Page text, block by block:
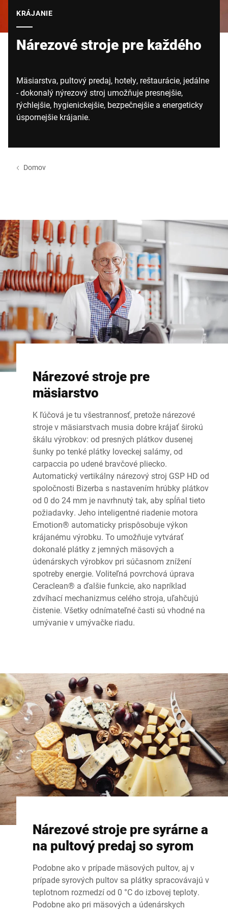
KRÁJANIE
Nárezové stroje pre každého
Mäsiarstva, pultový predaj, hotely, reštaurácie, jedálne
- dokonalý nýrezový stroj umožňuje presnejšie,
rýchlejšie, hygienickejšie, bezpečnejšie a energeticky
úspornejšie krájanie.
Domov
Nárezové stroje pre
mäsiarstvo
K ľúčová je tu všestrannosť, pretože nárezové
stroje v mäsiarstvach musia dobre krájať širokú
škálu výrobkov: od presných plátkov dusenej
šunky po tenké plátky loveckej salámy, od
carpaccia po udené bravčové pliecko.
Automatický vertikálny nárezový stroj GSP HD od
spoločnosti Bizerba s nastavením hrúbky plátkov
od 0 do 24 mm je navrhnutý tak, aby spĺňal tieto
požiadavky. Jeho inteligentné riadenie motora
Emotion® automaticky prispôsobuje výkon
krájanému výrobku. To umožňuje vytvárať
dokonalé plátky z jemných mäsových a
údenárskych výrobkov pri súčasnom znížení
spotreby energie. Voliteľná povrchová úprava
Ceraclean® a ďalšie funkcie, ako napríklad
zdvíhací mechanizmus celého stroja, uľahčujú
čistenie. Všetky odnímateľné časti sú vhodné na
umývanie v umývačke riadu.
Nárezové stroje pre syrárne a
na pultový predaj so syrom
Podobne ako v prípade mäsových pultov, aj v
prípade syrových pultov sa plátky spracovávajú v
teplotnom rozmedzí od 0 °C do izbovej teploty.
Podobne ako pri mäsových a údenárskych